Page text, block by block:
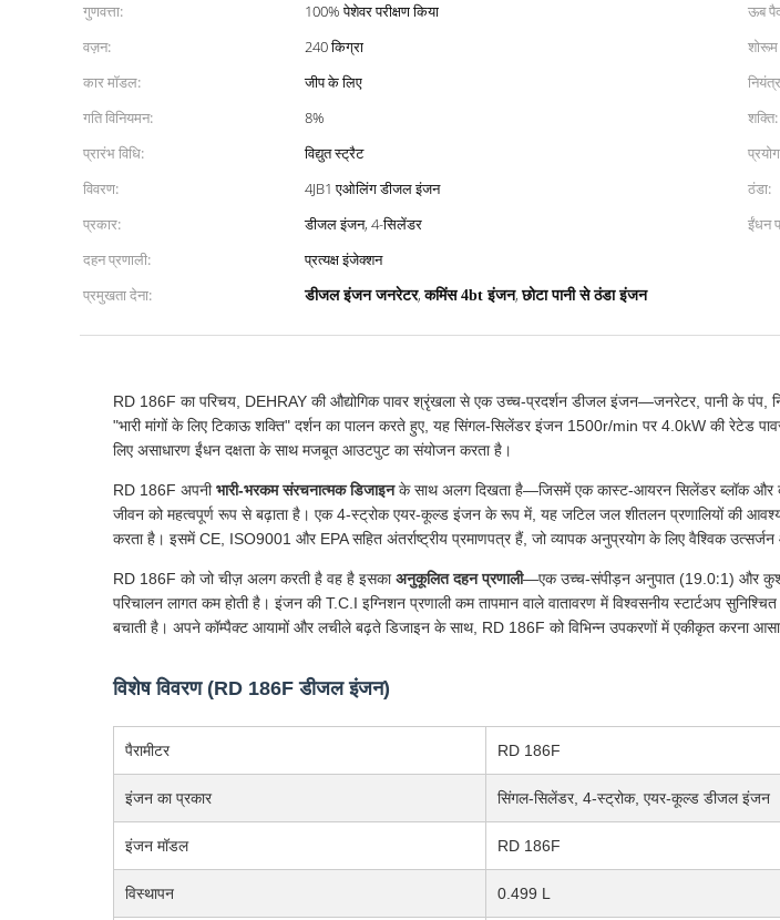
गुणवत्ता: 100% पेशेवर परीक्षण किया ऊब
वज़न:
240 किग्रा शोरूम
कार मॉडल:
जीप के लिए
गति विनियमन:
8% शक्ति:
प्रारंभ विधि:
विद्युत स्ट्रैट
विवरण:
4JB1 एओलिंग डीजल इंजन ठंडा:
प्रकार:
डीजल इंजन, 4-सिलेंडर ईंधन
दहन प्रणाली:
प्रत्यक्ष इंजेक्शन
प्रमुखता देना:
डीजल इंजन जनरेटर,कमिंस 4bt इंजन,छोटा पानी से ठंडा इंजन
RD 186F का परिचय, DEHRAY की औद्योगिक पावर श्रृंखला से एक उच्च-प्रदर्शन डीजल इंजन—जनरेटर, पानी के पंप,
"भारी मांगों के लिए टिकाऊ शक्ति" दर्शन का पालन करते हुए, यह सिंगल-सिलेंडर इंजन 1500r/min पर 4.0kW की रेटेड
लिए असाधारण ईंधन दक्षता के साथ मजबूत आउटपुट का संयोजन करता है।
RD 186F अपनीभारी-भरकम संरचनात्मक डिजाइनके साथ अलग दिखता है—जिसमें एक कास्ट-आयरन सिलेंडर ब्लॉक और
जीवन को महत्वपूर्ण रूप से बढ़ाता है। एक 4-स्ट्रोक एयर-कूल्ड इंजन के रूप में, यह जटिल जल शीतलन प्रणालियों की
करता है। इसमें CE, ISO9001 और EPA सहित अंतर्राष्ट्रीय प्रमाणपत्र हैं, जो व्यापक अनुप्रयोग के लिए वैश्विक
RD 186F को जो चीज़ अलग करती है वह है इसकाअनुकूलित दहन प्रणाली—एक उच्च-संपीड़न अनुपात (19.0∶1) और
परिचालन लागत कम होती है। इंजन की T.C.I इग्निशन प्रणाली कम तापमान वाले वातावरण में विश्वसनीय स्टार्टअप
बचाती है। अपने कॉम्पैक्ट आयामों और लचीले बढ़ते डिजाइन के साथ, RD 186F को विभिन्न उपकरणों में एकीकृत करना
विशेष विवरण (RD 186F डीजल इंजन)
पैरामीटर RD 186F
इंजन का प्रकार सिंगल-सिलेंडर, 4-स्ट्रोक, एयर-कूल्ड डीजल इंजन
इंजन मॉडल RD 186F
विस्थापन 0.499 L